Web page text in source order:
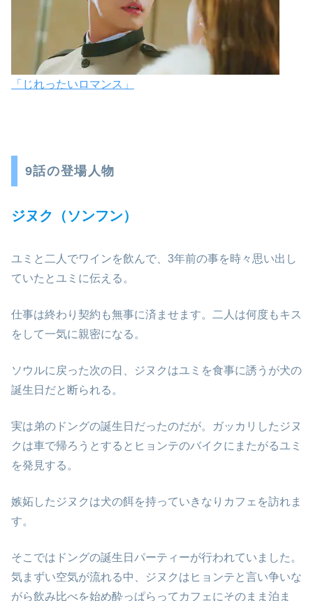
「じれったいロマンス」
9話の登場人物
ジヌク（ソンフン）
ユミと二人でワインを飲んで、3年前の事を時々思い出し
ていたとユミに伝える。
仕事は終わり契約も無事に済ませます。二人は何度もキス
をして一気に親密になる。
ソウルに戻った次の日、ジヌクはユミを食事に誘うが犬の
誕生日だと断られる。
実は弟のドングの誕生日だったのだが。ガッカリしたジヌ
クは車で帰ろうとするとヒョンテのバイクにまたがるユミ
を発見する。
嫉妬したジヌクは犬の餌を持っていきなりカフェを訪れま
す。
そこではドングの誕生日パーティーが行われていました。
気まずい空気が流れる中、ジヌクはヒョンテと言い争いな
がら飲み比べを始め酔っぱらってカフェにそのまま泊ま